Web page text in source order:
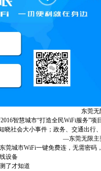
东莞无
2016智慧城市“打造全民WiFi服务”项
晓社会大小事件；政务、交通出行
—东莞无限
莞城市WiFi一键免费连，无需密码
设备
了才知道